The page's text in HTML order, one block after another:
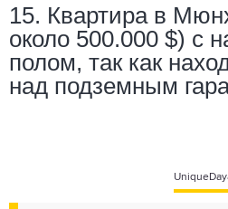
15. Квартира в
около 500.000 $) с
полом, так как
над подземным